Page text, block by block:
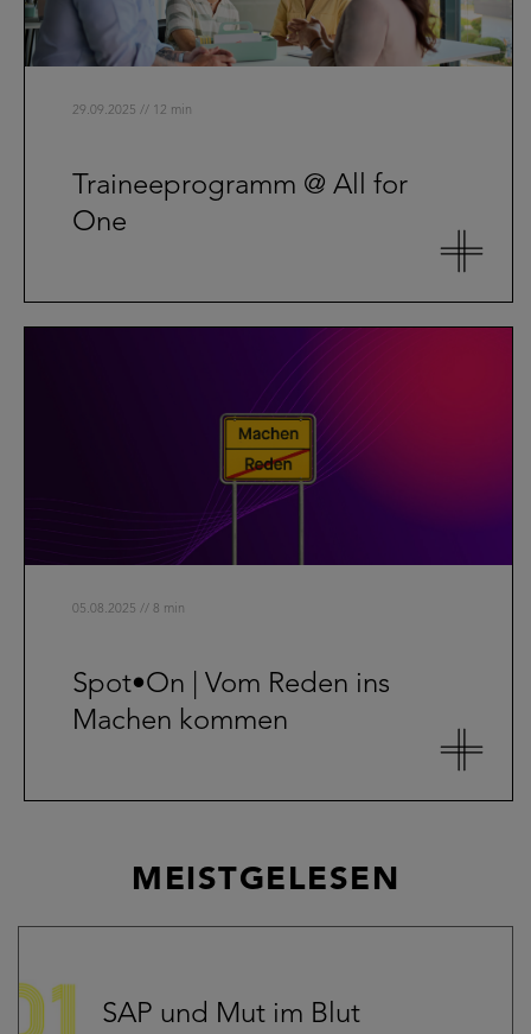
29.09.2025 // 12 min
Traineeprogramm @ All for
One
05.08.2025 // 8 min
Spot•On | Vom Reden ins
Machen kommen
MEISTGELESEN
SAP und Mut im Blut